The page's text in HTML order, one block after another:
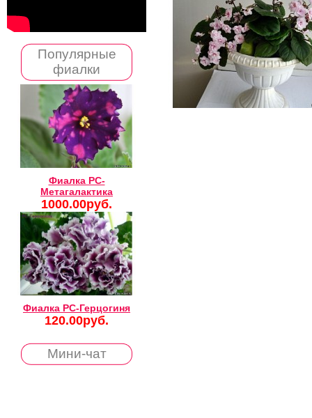
Популярные
фиалки
Фиалка РС-
Метагалактика
1000.00руб.
Фиалка РС-Герцогиня
120.00руб.
Мини-чат